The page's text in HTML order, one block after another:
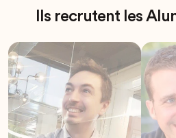
Ils recrutent les